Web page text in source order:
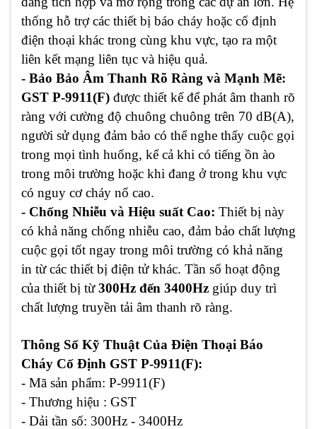
thống hỗ trợ các thiết bị báo cháy hoặc cố định
điện thoại khác trong cùng khu vực, tạo ra một
liên kết mạng liên tục và hiệu quả.
- Bảo Bảo Âm Thanh Rõ Ràng và Mạnh Mẽ:
GST P-9911(F) được thiết kế để phát âm thanh rõ
ràng với cường độ chuông chuông trên 70 dB(A),
người sử dụng đảm bảo có thể nghe thấy cuộc gọi
trong mọi tình huống, kể cả khi có tiếng ồn ào
trong môi trường hoặc khi đang ở trong khu vực
có nguy cơ cháy nổ cao.
- Chống Nhiễu và Hiệu suất Cao: Thiết bị này
có khả năng chống nhiễu cao, đảm bảo chất lượng
cuộc gọi tốt ngay trong môi trường có khả năng
in từ các thiết bị điện tử khác. Tần số hoạt động
của thiết bị từ300Hz đến 3400Hz giúp duy trì
chất lượng truyền tải âm thanh rõ ràng.
Thông Số Kỹ Thuật Của Điện Thoại Báo
Cháy Cố Định GST P-9911(F):
- Mã sản phẩm: P-9911(F)
- Thương hiệu : GST
- Dải tần số: 300Hz - 3400Hz